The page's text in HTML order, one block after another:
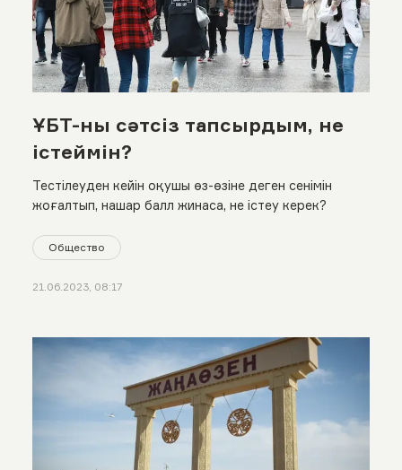
ҰБТ-ны сәтсіз тапсырдым, не
істеймін?
Тестілеуден кейін оқушы өз-өзіне деген сенімін
жоғалтып, нашар балл жинаса, не істеу керек?
Общество
21.06.2023, 08:17